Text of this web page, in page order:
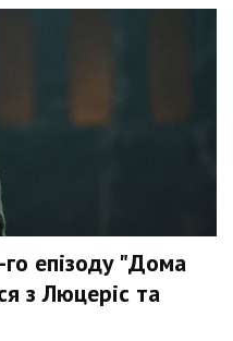
го епізоду "Дома
з Люцеріс та